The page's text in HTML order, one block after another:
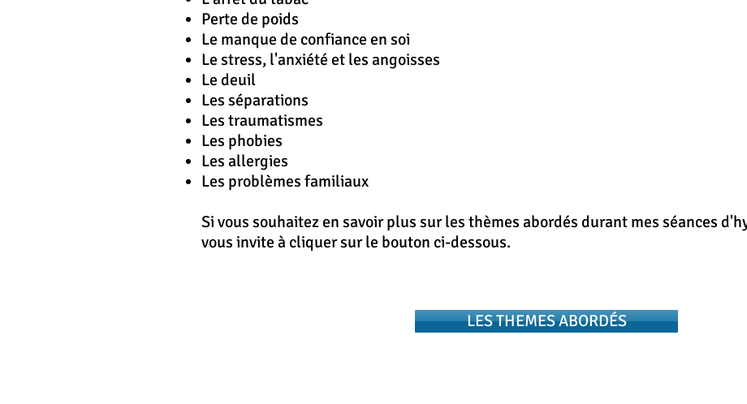
Perte de poids
Le manque de confiance en soi
Le stress, l'anxiété et les angoisses
Le deuil
Les séparations
Les traumatismes
Les phobies
Les allergies
Les problèmes familiaux
Si vous souhaitez en savoir plus sur les thèmes abordés durant mes séances
vous invite à cliquer sur le bouton ci-dessous.
LES THEMES ABORDÉS